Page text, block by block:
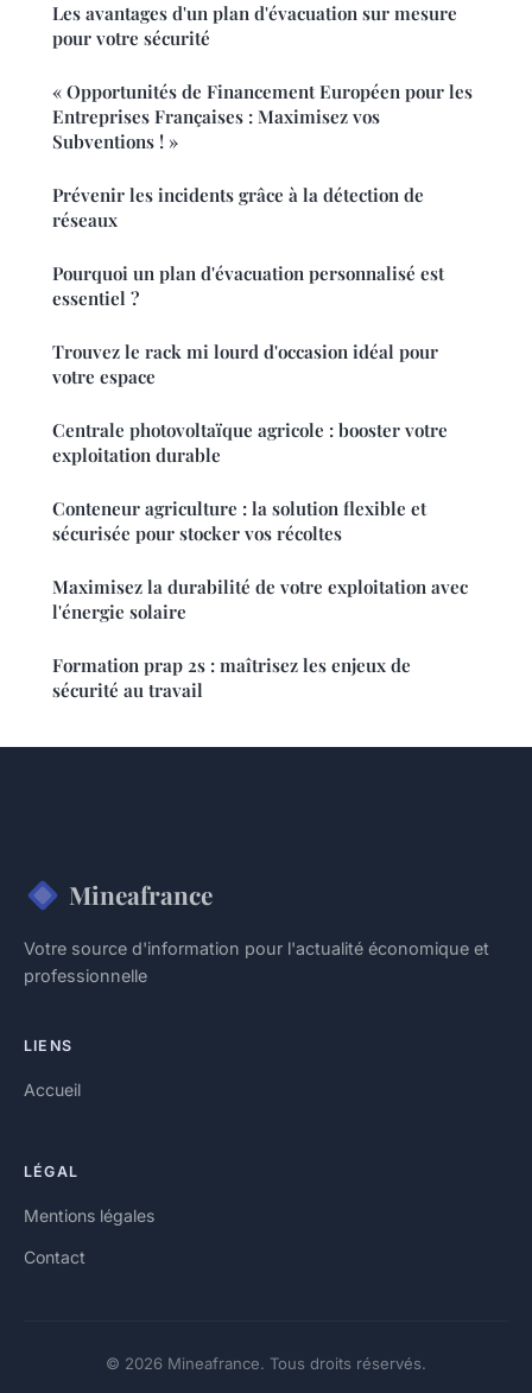
Les avantages d'un plan d'évacuation sur mesure
pour votre sécurité
« Opportunités de Financement Européen pour les
Entreprises Françaises : Maximisez vos
Subventions ! »
Prévenir les incidents grâce à la détection de
réseaux
Pourquoi un plan d'évacuation personnalisé est
essentiel ?
Trouvez le rack mi lourd d'occasion idéal pour
votre espace
Centrale photovoltaïque agricole : booster votre
exploitation durable
Conteneur agriculture : la solution flexible et
sécurisée pour stocker vos récoltes
Maximisez la durabilité de votre exploitation avec
l'énergie solaire
Formation prap 2s : maîtrisez les enjeux de
sécurité au travail
Mineafrance
Votre source d'information pour l'actualité économique et
professionnelle
LIENS
Accueil
LÉGAL
Mentions légales
Contact
© 2026 Mineafrance. Tous droits réservés.